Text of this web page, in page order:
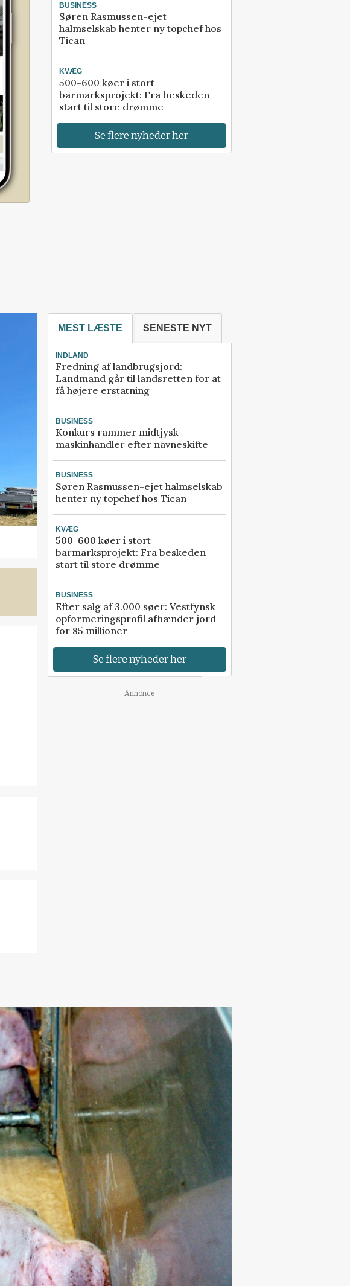
BUSINESS
Søren Rasmussen-ejet
halmselskab henter ny topchef hos
Tican
KVÆG
500-600 køer i stort
barmarksprojekt: Fra beskeden
start til store drømme
Se flere nyheder her
MEST LÆSTE SENESTE NYT
INDLAND
Fredning af landbrugsjord:
Landmand går til landsretten for at
få højere erstatning
BUSINESS
Konkurs rammer midtjysk
maskinhandler efter navneskifte
BUSINESS
Søren Rasmussen-ejet halmselskab
henter ny topchef hos Tican
KVÆG
500-600 køer i stort
barmarksprojekt: Fra beskeden
start til store drømme
BUSINESS
Efter salg af 3.000 søer: Vestfynsk
opformeringsprofil afhænder jord
for 85 millioner
Se flere nyheder her
Annonce